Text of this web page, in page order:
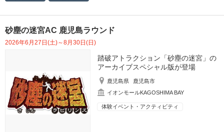
砂塵の迷宮AC 鹿児島ラウンド
2026年6月27日(土)～8月30日(日)
踏破アトラクション「砂塵の迷宮」の
アーカイブスペシャル版が登場
鹿児島県
鹿児島市
イオンモールKAGOSHIMA BAY
体験イベント・アクティビティ